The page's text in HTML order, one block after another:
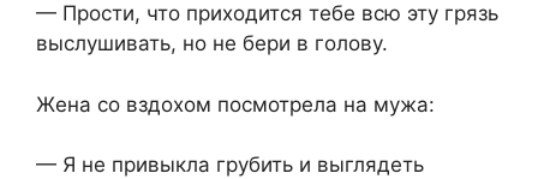
— Прости, что приходится тебе всю эту грязь
выслушивать, но не бери в голову.
Жена со вздохом посмотрела на мужа:
— Я не привыкла грубить и выглядеть